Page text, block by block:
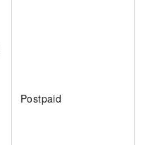
Postpaid